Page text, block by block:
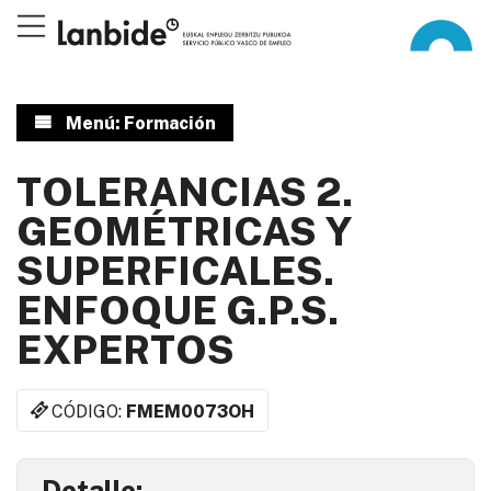
Menú: Formación
TOLERANCIAS 2.
GEOMÉTRICAS Y
SUPERFICALES.
ENFOQUE G.P.S.
EXPERTOS
CÓDIGO: FMEM0073OH